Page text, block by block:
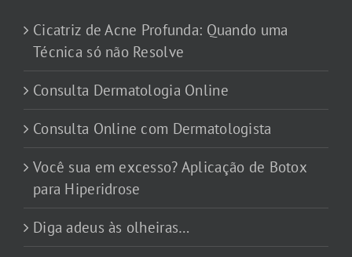
Cicatriz de Acne Profunda: Quando uma
Técnica só não Resolve
Consulta Dermatologia Online
Consulta Online com Dermatologista
Você sua em excesso? Aplicação de Botox
para Hiperidrose
Diga adeus às olheiras…